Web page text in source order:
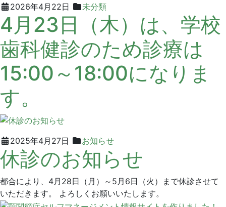
2026年4月22日 未分類2026
年
4
月
22
日
グ
リ
ー
ン
デ
ン
タ
ッ
ク
4月23日（木）は、学校
歯科健診のため診療は
15:00～18:00になりま
す。
2025年4月27日 お知らせ2025
4
月
27
日
グ
ー
ン
デ
ン
休診のお知らせ
都合により、4月28日（月）～5月6日（火）まで休診させて
いただきます。 よろしくお願いいたします。